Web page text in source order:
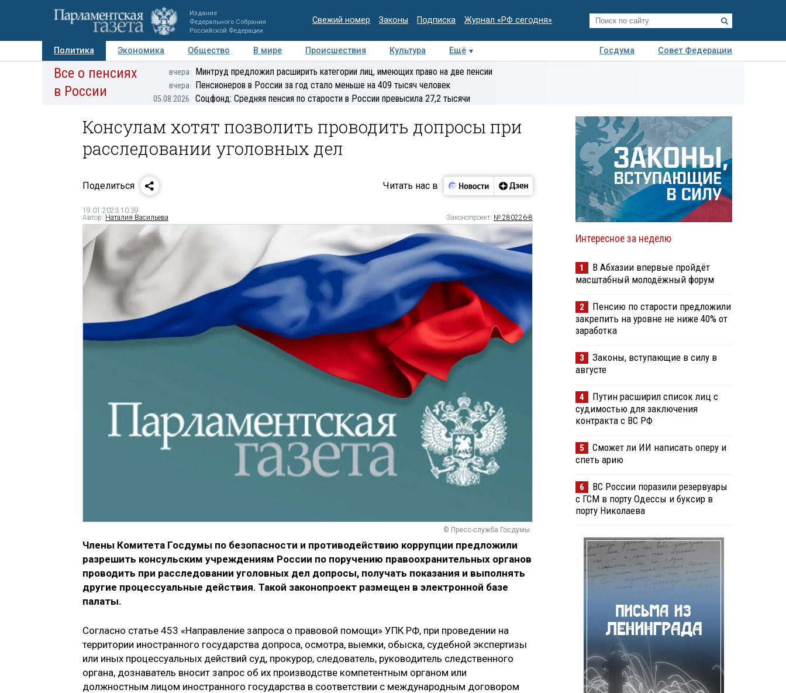
Издание
Федерального Собрания
Российской Федерации
Свежий номер Законы Подписка Журнал «РФ сегодня»
Политика Экономика Общество В мире Происшествия Культура Ещё Госдума
Совет Федерации
Авторы Персоны Мнения Регионы Медиацентр Интервью Колумнисты
Деловая
Все о пенсиях
в России
вчера Минтруд предложил расширить категории лиц, имеющих право на две пенсии
вчера Пенсионеров в России за год стало меньше на 409 тысяч человек
05.08.2026 Соцфонд: Средняя пенсия по старости в России превысила 27,2 тысячи
Консулам хотят позволить проводить допросы при
расследовании уголовных дел
Поделиться Читать нас в
19.01.2023 10:39
Автор: Наталия Васильева Законопроект: № 280226-8
© Пресс-служба Госдумы
Члены Комитета Госдумы по безопасности и противодействию коррупции предложили
разрешить консульским учреждениям России по поручению правоохранительных органов
проводить при расследовании уголовных дел допросы, получать показания и выполнять
другие процессуальные действия. Такой законопроект размещен в электронной базе
палаты.
Согласно статье 453 «Направление запроса о правовой помощи» УПК РФ, при проведении на
территории иностранного государства допроса, осмотра, выемки, обыска, судебной экспертизы
или иных процессуальных действий суд, прокурор, следователь, руководитель следственного
органа, дознаватель вносит запрос об их производстве компетентным органом или
должностным лицом иностранного государства в соответствии с международным договором
Интересное за неделю
1
В Абхазии впервые пройдёт
масштабный молодёжный форум
2
Пенсию по старости предложили
закрепить на уровне не ниже 40% от
заработка
3
Законы, вступающие в силу в
августе
4
Путин расширил список лиц с
судимостью для заключения
контракта с ВС РФ
5
Сможет ли ИИ написать оперу и
спеть арию
6
ВС России поразили резервуары
с ГСМ в порту Одессы и буксир в
порту Николаева